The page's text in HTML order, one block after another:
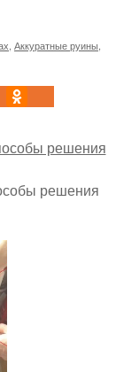
Аккуратные руины
решения